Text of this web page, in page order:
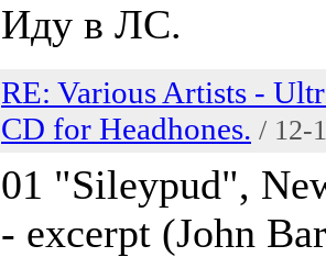
Иду в ЛС.
RE: Various Artists -
CD for Headhones. / 12-
01 "Sileypud",
- excerpt (John